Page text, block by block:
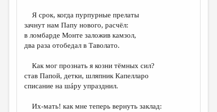
ИЗБРАННОЕ
ДАЙДЖЕСТ
ПЕРЕВОДЫ
КОНКУРСЫ
ДЕТСКАЯ КОМНАТА
Я срок, когда пурпурные прелаты
зачнут нам Папу нового, расчёл:
в ломбарде Монте заложив камзол,
два раза отобедал в Таволато.
Как мог прознать я козни тёмных сил?
став Папой, детки, шляпник Капелларо
списание на шáру упразднил.
Их-мать! как мне теперь вернуть заклад: